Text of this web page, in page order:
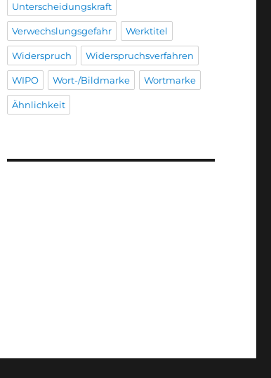
Unterscheidungskraft
Verwechslungsgefahr Werktitel
Widerspruch Widerspruchsverfahren
WIPO Wort-/Bildmarke Wortmarke
Ähnlichkeit